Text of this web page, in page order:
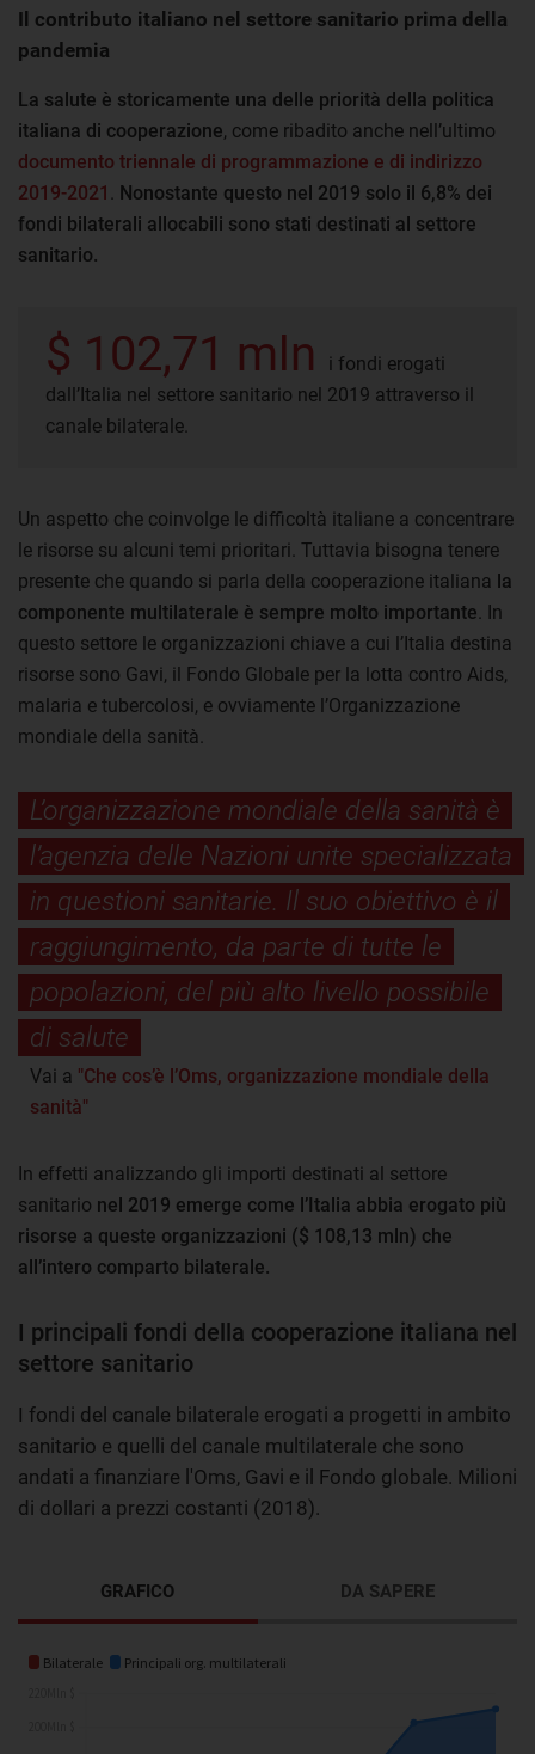
Il contributo italiano nel settore sanitario prima della
pandemia
La salute è storicamente una delle priorità della politica
italiana di cooperazione, come ribadito anche nell’ultimo
documento triennale di programmazione e di indirizzo
2019-2021 . Nonostante questo nel 2019 solo il 6,8% dei
fondi bilaterali allocabili sono stati destinati al settore
sanitario.
$ 102,71 mln
i fondi erogati
dall’Italia nel settore sanitario nel 2019 attraverso il
canale bilaterale.
Un aspetto che coinvolge le difficoltà italiane a concentrare
le risorse su alcuni temi prioritari. Tuttavia bisogna tenere
presente che quando si parla della cooperazione italiana la
componente multilaterale è sempre molto importante. In
questo settore le organizzazioni chiave a cui l’Italia destina
risorse sono Gavi, il Fondo Globale per la lotta contro Aids,
malaria e tubercolosi, e ovviamente l’Organizzazione
mondiale della sanità.
L’organizzazione mondiale della sanità è
l’agenzia delle Nazioni unite specializzata
in questioni sanitarie. Il suo obiettivo è il
raggiungimento, da parte di tutte le
popolazioni, del più alto livello possibile
di salute
Vai a "Che cos’è l’Oms, organizzazione mondiale della
sanità"
In effetti analizzando gli importi destinati al settore
sanitario nel 2019 emerge come l’Italia abbia erogato più
risorse a queste organizzazioni ($ 108,13 mln) che
all’intero comparto bilaterale.
I principali fondi della cooperazione italiana nel
settore sanitario
I fondi del canale bilaterale erogati a progetti in ambito
sanitario e quelli del canale multilaterale che sono
andati a finanziare l'Oms, Gavi e il Fondo globale. Milioni
di dollari a prezzi costanti (2018).
GRAFICO DA SAPERE